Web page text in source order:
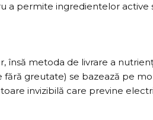
a permite ingredientelor active
metoda de livrare a
greutate) se bazează pe
invizibilă care previne